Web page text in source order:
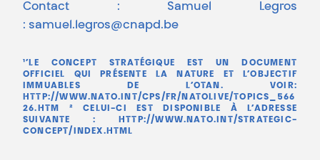
Contact : Samuel Legros
: samuel.legros@cnapd.be
¹’LE CONCEPT STRATÉGIQUE EST UN DOCUMENT
OFFICIEL QUI PRÉSENTE LA NATURE ET L’OBJECTIF
IMMUABLES DE L’OTAN. VOIR:
HTTP://WWW.NATO.INT/CPS/FR/NATOLIVE/TOPICS_566
26.HTM ² CELUI-CI EST DISPONIBLE À L’ADRESSE
SUIVANTE : HTTP://WWW.NATO.INT/STRATEGIC-
CONCEPT/INDEX.HTML